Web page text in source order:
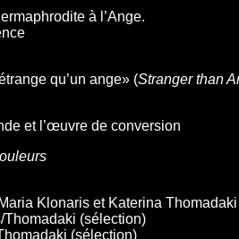
à l’Ange.
qu’un ange» (Stranger than
et l’œuvre de conversion
Klonaris et Katerina Thomadaki
(sélection)
(sélection)